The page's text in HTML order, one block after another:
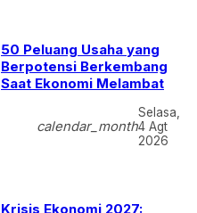
50 Peluang Usaha yang
Berpotensi Berkembang
Saat Ekonomi Melambat
calendar_month
Selasa,
4 Agt
2026
Krisis Ekonomi 2027: